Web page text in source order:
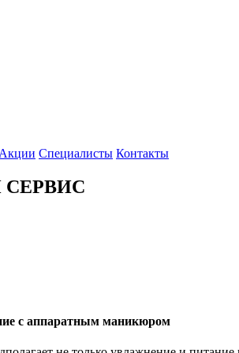
Акции Специалисты Контакты
с аппаратным маникюром